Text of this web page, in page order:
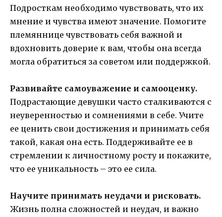
Подросткам необходимо чувствовать, что их
мнение и чувства имеют значение. Помогите
племяннице чувствовать себя важной и
вдохновить доверие к вам, чтобы она всегда
могла обратиться за советом или поддержкой.
Развивайте самоуважение и самооценку.
Подрастающие девушки часто сталкиваются с
неуверенностью и сомнениями в себе. Учите
ее ценить свои достижения и принимать себя
такой, какая она есть. Поддерживайте ее в
стремлении к личностному росту и покажите,
что ее уникальность – это ее сила.
Научите принимать неудачи и рисковать.
Жизнь полна сложностей и неудач, и важно